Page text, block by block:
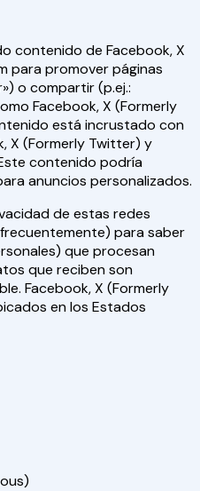
contenido de Facebook, X
para promover páginas
o compartir (p.ej.:
Facebook, X (Formerly
está incrustado con
X (Formerly Twitter) y
contenido podría
anuncios personalizados.
de estas redes
para saber
que procesan
que reciben son
Facebook, X (Formerly
en los Estados